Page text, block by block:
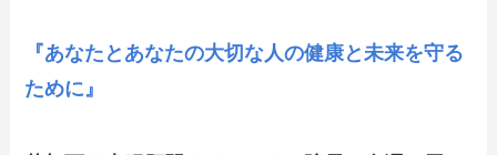
『あなたとあなたの大切な人の健康と未来を守る
ために』